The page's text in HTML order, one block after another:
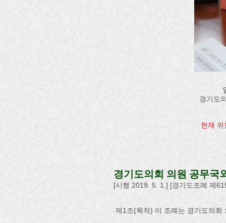
경기도
현재
경기도의회 의원 공무국
[시행 2019. 5. 1.] [경기도조례 제
제1조(목적) 이 조례는 경기도의회